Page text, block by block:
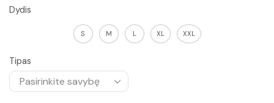
Dydis
S M L XL XXL
Tipas